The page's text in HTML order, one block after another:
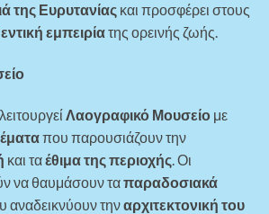
της Ευρυτανίας και προσφέρει στους
εμπειρίατης ορεινής ζωής.
Λαογραφικό Μουσείο με
που παρουσιάζουν την
και ταέθιμα της περιοχής . Οι
να θαυμάσουν ταπαραδοσιακά
αναδεικνύουν τηναρχιτεκτονική του